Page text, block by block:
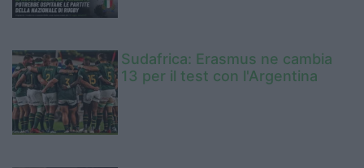
Sudafrica: Erasmus ne cambia
13 per il test con l'Argentina